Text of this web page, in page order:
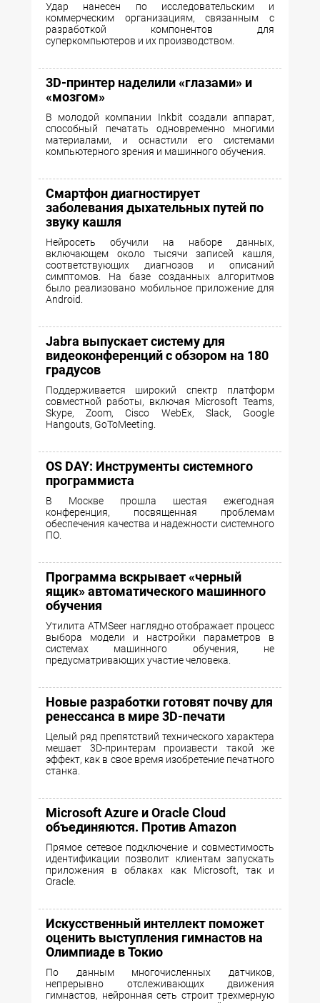
Удар нанесен по исследовательским и
коммерческим организациям, связанным с
разработкой компонентов для
суперкомпьютеров и их производством.
3D-принтер наделили «глазами» и
«мозгом»
В молодой компании Inkbit создали аппарат,
способный печатать одновременно многими
материалами, и оснастили его системами
компьютерного зрения и машинного обучения.
Смартфон диагностирует
заболевания дыхательных путей по
звуку кашля
Нейросеть обучили на наборе данных,
включающем около тысячи записей кашля,
соответствующих диагнозов и описаний
симптомов. На базе созданных алгоритмов
было реализовано мобильное приложение для
Android.
Jabra выпускает систему для
видеоконференций с обзором на 180
градусов
Поддерживается широкий спектр платформ
совместной работы, включая Microsoft Teams,
Skype, Zoom, Cisco WebEx, Slack, Google
Hangouts, GoToMeeting.
OS DAY: Инструменты системного
программиста
В Москве прошла шестая ежегодная
конференция, посвященная проблемам
обеспечения качества и надежности системного
ПО.
Программа вскрывает «черный
ящик» автоматического машинного
обучения
Утилита ATMSeer наглядно отображает процесс
выбора модели и настройки параметров в
системах машинного обучения, не
предусматривающих участие человека.
Новые разработки готовят почву для
ренессанса в мире 3D-печати
Целый ряд препятствий технического характера
мешает 3D-принтерам произвести такой же
эффект, как в свое время изобретение печатного
станка.
Microsoft Azure и Oracle Cloud
объединяются. Против Amazon
Прямое сетевое подключение и совместимость
идентификации позволит клиентам запускать
приложения в облаках как Microsoft, так и
Oracle.
Искусственный интеллект поможет
оценить выступления гимнастов на
Олимпиаде в Токио
По данным многочисленных датчиков,
непрерывно отслеживающих движения
гимнастов, нейронная сеть строит трехмерную